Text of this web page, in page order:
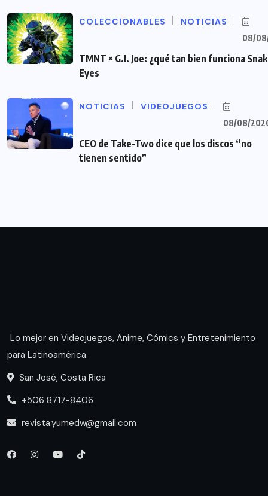
COLECCIONABLES NOTICIAS
08/
TMNT × G.I. Joe: ¿qué tan bien funciona
Eyes
NOTICIAS VIDEOJUEGOS
08/08/
CEO de Take-Two dice que los discos “no
tienen sentido”
Lo mejor en Videojuegos, Anime, Cómics y Entretenimiento
para Latinoamérica.
San José, Costa Rica
+506 8717-8406
revista.yumedw@gmail.com